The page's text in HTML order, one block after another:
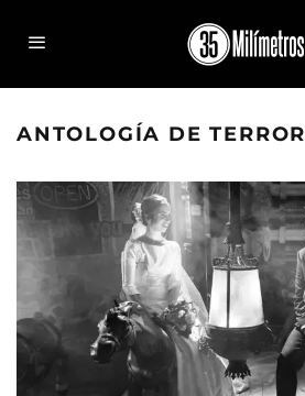
ANTOLOGÍA DE TERROR